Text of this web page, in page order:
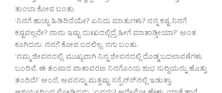
ತುಂಬಾ ಕೋಪ ಬಂತು.
‘ನಿನಗೆ ಹುಚ್ಚು ಹಿಡಿದಿದೆಯೇ? ಏನಿದು ಮಾತುಗಳು? ನನ್ನ ಕಷ್ಟ ನಿನಗೆ
ಕಷ್ಟವಲ್ಲವೇ? ನಾನು ಇಷ್ಟು ದುಃಖದಲ್ಲಿದ್ರೆ ಹೀಗೆ ಮಾತಾಡ್ತೀಯಾ?’ ಅಂತ
ಕೂಗಿದನು. ನನಗೆ ಕೋಪ ಬರಲಿಲ್ಲ. ನಗು ಬಂತು.
‘ನಮ್ಮ ಜೀವನದಲ್ಲಿ, ಮುಖ್ಯವಾಗಿ ನಿನ್ನ ಜೀವನದಲ್ಲಿ ದೊಡ್ಡ ಬದಲಾವಣೆಗಳು
ಬಂದಿವೆ. ಈ ತಂಪಾದ ವಾತಾವರಣ ನಿನಗೊಂದು ಶುಭ ಸುದ್ದಿಯನ್ನು ಹೊತ್ತು
ತಂದಿದೆ!’ ಅಂದೆ, ಅವನನ್ನು ಮತ್ತಷ್ಟು ಸಸ್ಪೆನ್ಸ್‍ನಲ್ಲಿ ಇಡುತ್ತಾ.